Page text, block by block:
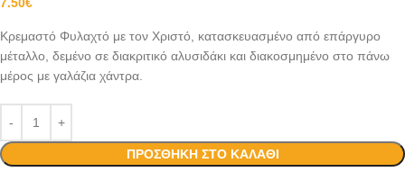
7.50€
Κρεμαστό Φυλαχτό με τον Χριστό, κατασκευασμένο από επάργυρο
μέταλλο, δεμένο σε διακριτικό αλυσιδάκι και διακοσμημένο στο πάνω
μέρος με γαλάζια χάντρα.
ΠΡΟΣΘΉΚΗ ΣΤΟ ΚΑΛΆΘΙ